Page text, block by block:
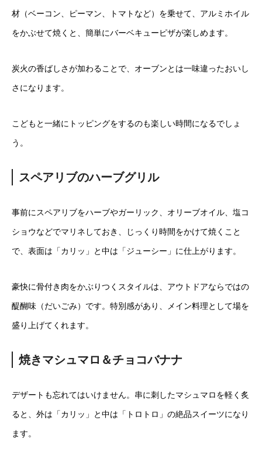
材（ベーコン、ピーマン、トマトなど）を乗せて、アルミホイル
をかぶせて焼くと、簡単にバーベキューピザが楽しめます。
炭火の香ばしさが加わることで、オーブンとは一味違ったおいし
さになります。
こどもと一緒にトッピングをするのも楽しい時間になるでしょ
う。
スペアリブのハーブグリル
事前にスペアリブをハーブやガーリック、オリーブオイル、塩コ
ショウなどでマリネしておき、じっくり時間をかけて焼くこと
で、表面は「カリッ」と中は「ジューシー」に仕上がります。
豪快に骨付き肉をかぶりつくスタイルは、アウトドアならではの
醍醐味（だいごみ）です。特別感があり、メイン料理として場を
盛り上げてくれます。
焼きマシュマロ＆チョコバナナ
デザートも忘れてはいけません。串に刺したマシュマロを軽く炙
ると、外は「カリッ」と中は「トロトロ」の絶品スイーツになり
ます。